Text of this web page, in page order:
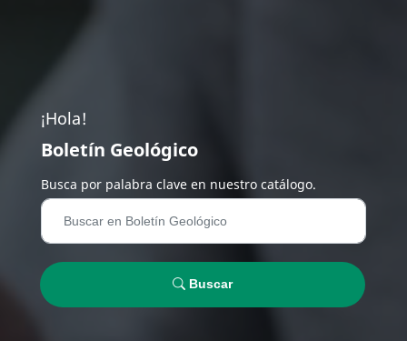
¡Hola!
Boletín Geológico
Busca por palabra clave en nuestro catálogo.
Buscar